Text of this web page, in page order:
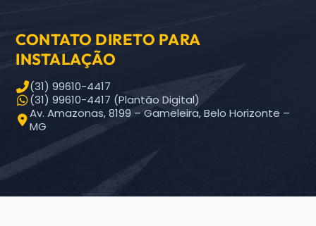
CONTATO DIRETO PARA
INSTALAÇÃO
(31) 99610-4417
(31) 99610-4417 (Plantão Digital)
Av. Amazonas, 8199 – Gameleira, Belo Horizonte –
MG